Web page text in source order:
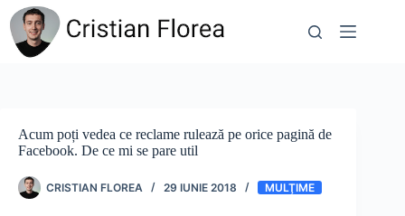
Sari
conținut
Acum poți vedea ce reclame rulează pe orice pagină de
Facebook. De ce mi se pare util
CRISTIAN FLOREA 29 IUNIE 2018 MULŢIME